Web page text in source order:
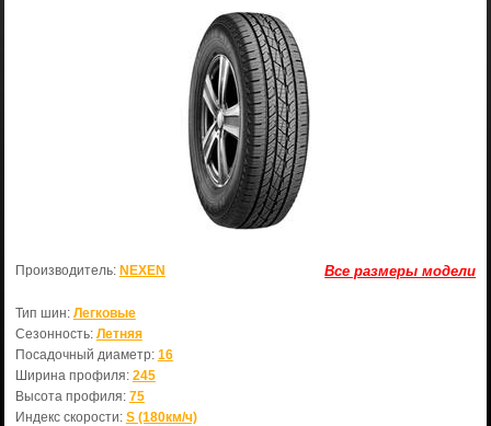
Все размеры модели
Производитель: NEXEN
Тип шин: Легковые
Сезонность: Летняя
Посадочный диаметр: 16
Ширина профиля: 245
Высота профиля: 75
Индекс скорости: S (180км/ч)